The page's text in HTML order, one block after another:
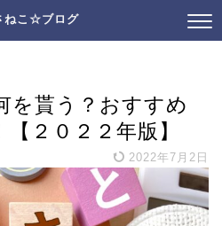
ねこ☆ブログ
を貰う？おすすめ
２０２２年版】
2022年7月2日